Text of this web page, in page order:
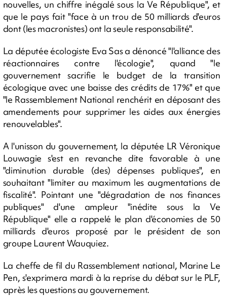
nouvelles, un chiffre inégalé sous la Ve République", et
que le pays fait "face à un trou de 50 milliards d'euros
dont (les macronistes) ont la seule responsabilité".
La députée écologiste Eva Sas a dénoncé "l'alliance des
réactionnaires contre l'écologie", quand "le
gouvernement sacrifie le budget de la transition
écologique avec une baisse des crédits de 17%" et que
"le Rassemblement National renchérit en déposant des
amendements pour supprimer les aides aux énergies
renouvelables".
A l'unisson du gouvernement, la députée LR Véronique
Louwagie s'est en revanche dite favorable à une
"diminution durable (des) dépenses publiques", en
souhaitant "limiter au maximum les augmentations de
fiscalité". Pointant une "dégradation de nos finances
publiques" d'une ampleur "inédite sous la Ve
République" elle a rappelé le plan d'économies de 50
milliards d'euros proposé par le président de son
groupe Laurent Wauquiez.
La cheffe de fil du Rassemblement national, Marine Le
Pen, s'exprimera mardi à la reprise du débat sur le PLF,
après les questions au gouvernement.